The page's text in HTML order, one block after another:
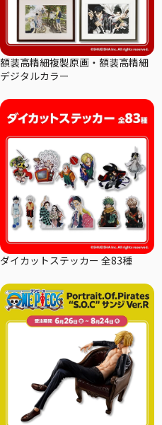
額装高精細複製原画・額装高精細
デジタルカラー
ダイカットステッカー 全83種